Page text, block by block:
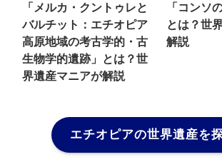
「メルカ・クントゥレと
バルチット：エチオピア
高原地域の考古学的・古
生物学的遺跡」とは？世
界遺産マニアが解説
「コンソ
とは？世
解説
エチオピアの世界遺産を探